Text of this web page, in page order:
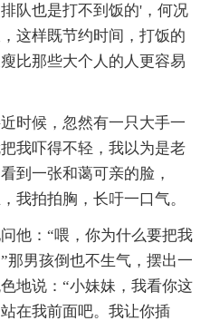
队也是打不到饭的'，何况
这样既节约时间，打饭的
比那些大个人的人更容易
候，忽然有一只大手一
我吓得不轻，我以为是老
到一张和蔼可亲的脸，
我拍拍胸，长吁一口气。
：“喂，你为什么要把我
那男孩倒也不生气，摆出一
地说：“小妹妹，我看你这
在我前面吧。我让你插